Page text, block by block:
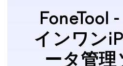
FoneTool
インワン
ータ管理